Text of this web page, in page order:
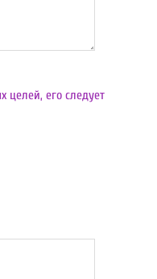
целей, его следует